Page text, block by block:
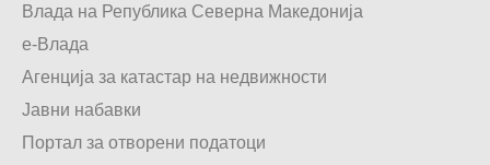
Влада на Република Северна Македонија
е-Влада
Агенција за катастар на недвижности
Јавни набавки
Портал за отворени податоци